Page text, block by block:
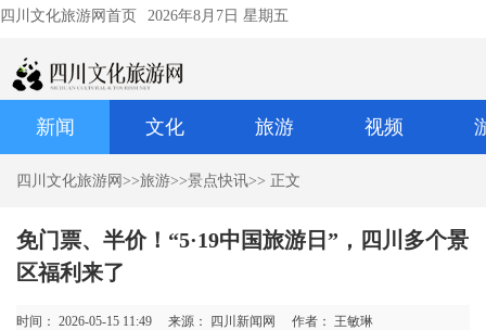
四川文化旅游网首页 2026年8月7日 星期五
新闻 文化 旅游 视频
四川文化旅游网 >>旅游>>景点快讯>> 正文
免门票、半价！“5·19中国旅游日”，四川多个景
区福利来了
时间： 2026-05-15 11:49 来源： 四川新闻网 作者： 王敏琳